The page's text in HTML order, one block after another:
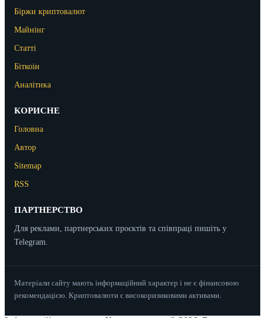
Біржи криптовалют
Майнінг
Статті
Біткоін
Аналітика
КОРИСНЕ
Головна
Автор
Sitemap
RSS
ПАРТНЕРСТВО
Для реклами, партнерських проєктів та співпраці пишіть у
Telegram.
Матеріали сайту мають інформаційний характер і не є фінансовою
рекомендацією. Криптовалюти є високоризиковими активами.